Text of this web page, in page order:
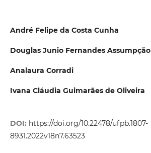
André Felipe da Costa Cunha
Douglas Junio Fernandes Assumpção
Analaura Corradi
Ivana Cláudia Guimarães de Oliveira
DOI: https://doi.org/10.22478/ufpb.1807-
8931.2022v18n7.63523